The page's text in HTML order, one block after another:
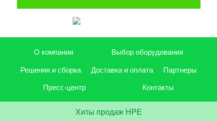
О компании
Выбор оборудования
Решения и сборка
Доставка и оплата
Партнеры
Пресс-центр
Контакты
Хиты продаж HPE